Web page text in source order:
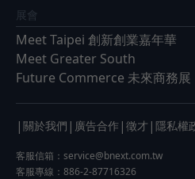
展會
Meet Taipei 創新創業嘉年華
Meet Greater South
Future Commerce 未來商務展
| 關於我們 | 廣告合作 | 徵才 | 隱私權
客服信箱： service@bnext.com.tw
客服專線：886-2-87716326